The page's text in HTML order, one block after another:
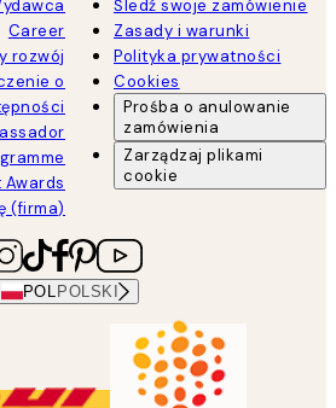
Career
rozwój
o
Awards
(firma)
Śledź swoje zamówienie
Zasady i warunki
Polityka prywatności
Cookies
Prośba o anulowanie
zamówienia
Zarządzaj plikami
cookie
POL POLSKI